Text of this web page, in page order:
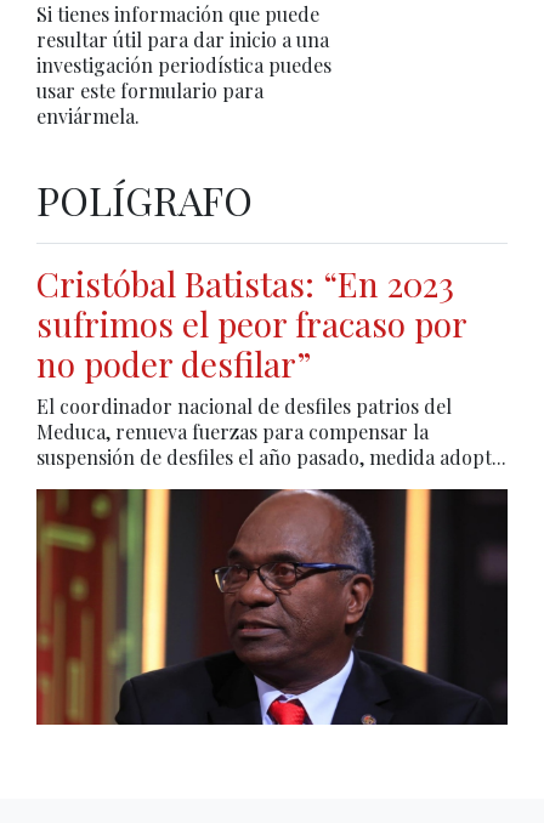
Si tienes información que puede
resultar útil para dar inicio a una
investigación periodística puedes
usar este formulario para
enviármela.
POLÍGRAFO
Cristóbal Batistas: “En 2023
sufrimos el peor fracaso por
no poder desfilar”
El coordinador nacional de desfiles patrios del
Meduca, renueva fuerzas para compensar la
suspensión de desfiles el año pasado, medida adopt...